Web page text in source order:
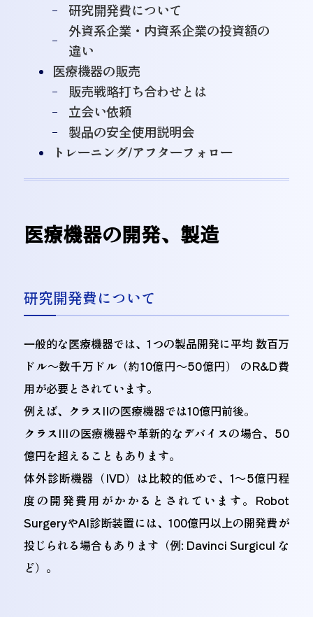
研究開発費について
外資系企業・内資系企業の投資額の
違い
医療機器の販売
販売戦略打ち合わせとは
立会い依頼
製品の安全使用説明会
トレーニング/アフターフォロー
医療機器の開発、製造
研究開発費について
一般的な医療機器では、1つの製品開発に平均 数百万
ドル～数千万ドル（約10億円～50億円） のR&D費
用が必要とされています。
例えば、クラスIIの医療機器では10億円前後。
クラスIIIの医療機器や革新的なデバイスの場合、50
億円を超えることもあります。
体外診断機器（IVD）は比較的低めで、1～5億円程
度の開発費用がかかるとされています。Robot
SurgeryやAI診断装置には、100億円以上の開発費が
投じられる場合もあります（例: Davinci Surgicul な
ど）。